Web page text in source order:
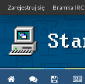
Zarejestruj się Bramka IRC